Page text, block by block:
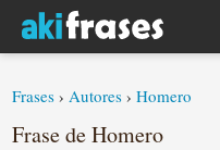
Frases ›Autores ›Homero
Frase de Homero